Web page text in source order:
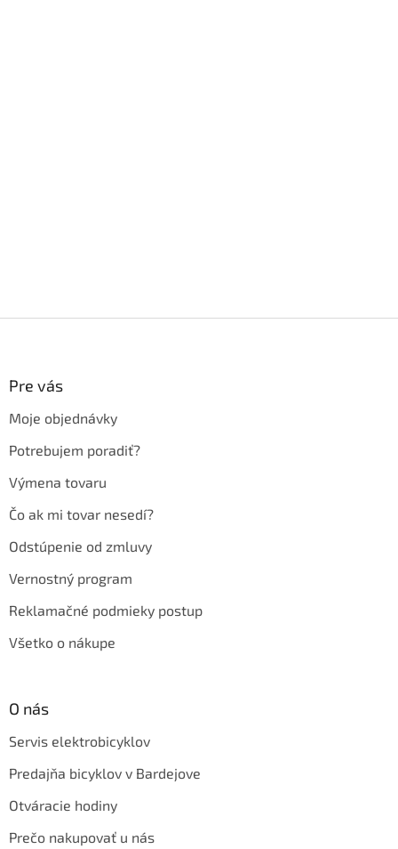
Pre vás
Moje objednávky
Potrebujem poradiť?
Výmena tovaru
Čo ak mi tovar nesedí?
Odstúpenie od zmluvy
Vernostný program
Reklamačné podmieky postup
Všetko o nákupe
O nás
Servis elektrobicyklov
Predajňa bicyklov v Bardejove
Otváracie hodiny
Prečo nakupovať u nás